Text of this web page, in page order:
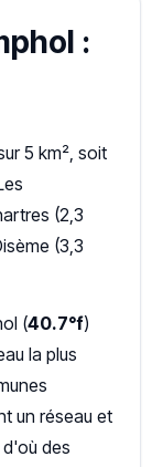
:
5 km², soit
(2,3
(3,3
(40.7°f)
la plus
un réseau et
des